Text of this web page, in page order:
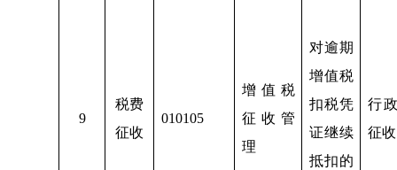
9
税费
征收
010105
增值税
征收管
理
对逾期
增值税
扣税凭
证继续
抵扣的
行
征收